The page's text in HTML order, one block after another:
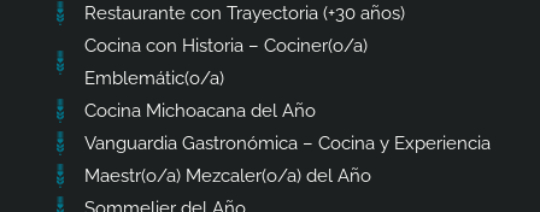
Restaurante con Trayectoria (+30 años)
Cocina con Historia – Cociner(o/a)
Emblemátic(o/a)
Cocina Michoacana del Año
Vanguardia Gastronómica – Cocina y Experiencia
Maestr(o/a) Mezcaler(o/a) del Año